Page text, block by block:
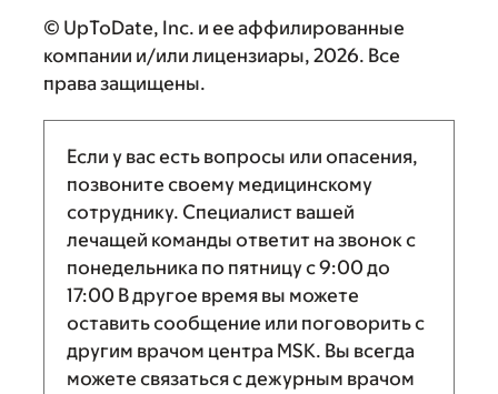
© UpToDate, Inc. и ее аффилированные
компании и/или лицензиары, 2026. Все
права защищены.
Если у вас есть вопросы или опасения,
позвоните своему медицинскому
сотруднику. Специалист вашей
лечащей команды ответит на звонок с
понедельника по пятницу с9:00 до
17:00 В другое время вы можете
оставить сообщение или поговорить с
другим врачом центра MSK. Вы всегда
можете связаться с дежурным врачом